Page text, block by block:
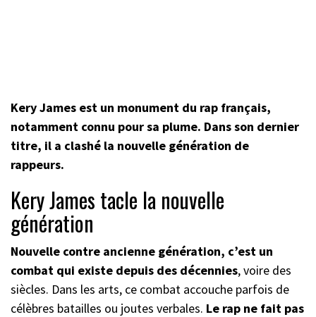
Kery James est un monument du rap français,
notamment connu pour sa plume. Dans son dernier
titre, il a clashé la nouvelle génération de
rappeurs.
Kery James tacle la nouvelle
génération
Nouvelle contre ancienne génération, c’est un
combat qui existe depuis des décennies, voire des
siècles. Dans les arts, ce combat accouche parfois de
célèbres batailles ou joutes verbales. Le rap ne fait pas